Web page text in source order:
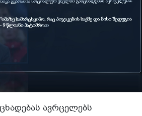
ავრცელებს